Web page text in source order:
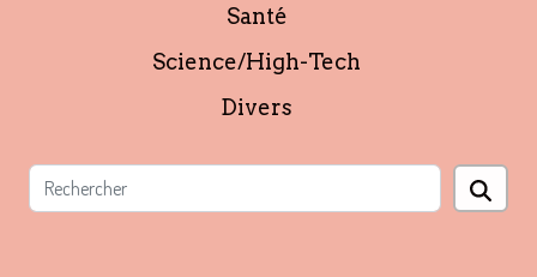
Santé
Science/High-Tech
Divers